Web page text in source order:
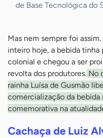
de Base Tecnológica do
Mas nem sempre foi
inteiro hoje, a bebida
colonial e chegou a ser
revolta dos produtores. No
rainha Luísa de Gusmão
comercialização da bebida
comemorativa na
Cachaça de Luiz